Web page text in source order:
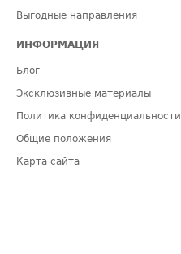
Выгодные направления
ИНФОРМАЦИЯ
Блог
Эксклюзивные материалы
Политика конфиденциальности
Общие положения
Карта сайта